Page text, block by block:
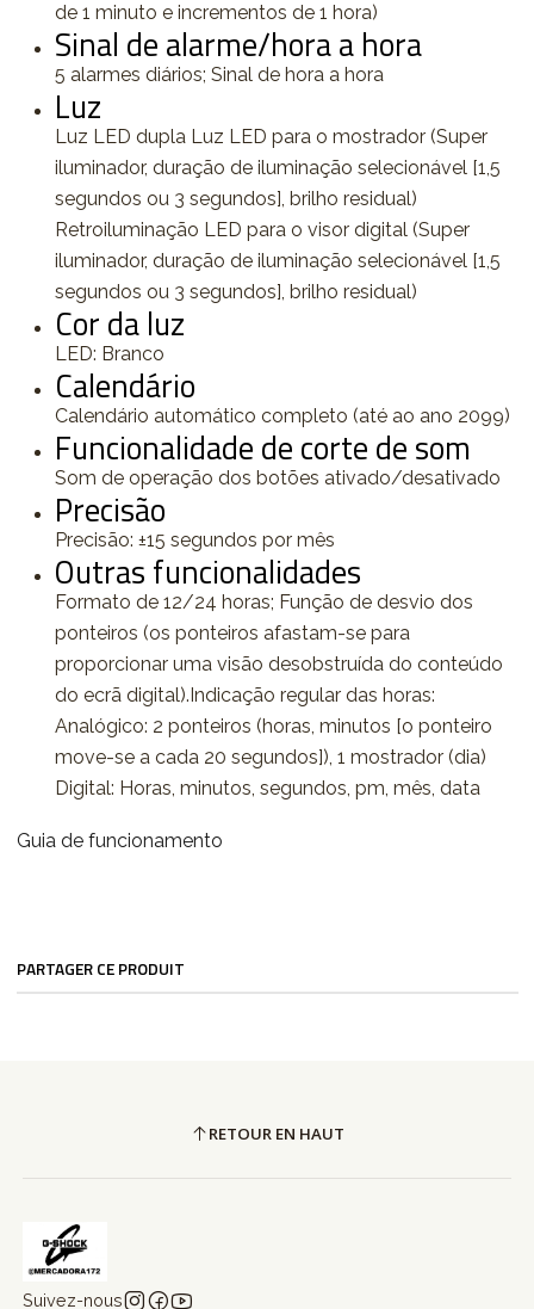
de 1 minuto e incrementos de 1 hora)
Sinal de alarme/hora a hora
5 alarmes diários; Sinal de hora a hora
Luz
Luz LED dupla Luz LED para o mostrador (Super
iluminador, duração de iluminação selecionável [1,5
segundos ou 3 segundos], brilho residual)
Retroiluminação LED para o visor digital (Super
iluminador, duração de iluminação selecionável [1,5
segundos ou 3 segundos], brilho residual)
Cor da luz
LED: Branco
Calendário
Calendário automático completo (até ao ano 2099)
Funcionalidade de corte de som
Som de operação dos botões ativado/desativado
Precisão
Precisão: ±15 segundos por mês
Outras funcionalidades
Formato de 12/24 horas; Função de desvio dos
ponteiros (os ponteiros afastam-se para
proporcionar uma visão desobstruída do conteúdo
do ecrã digital).Indicação regular das horas:
Analógico: 2 ponteiros (horas, minutos [o ponteiro
move-se a cada 20 segundos]), 1 mostrador (dia)
Digital: Horas, minutos, segundos, pm, mês, data
Guia de funcionamento
PARTAGER CE PRODUIT
RETOUR EN HAUT
Suivez-nous